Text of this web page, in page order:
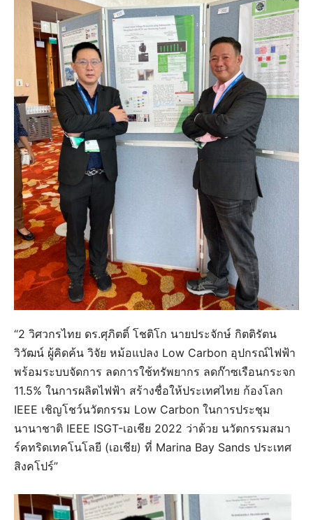
“2 วิศวกรไทย ดร.ศุภิตติ์ โชติโก นายประจักษ์ กิตติรัตน
วิวัฒน์ ผู้คิดค้น วิจัย หม้อแปลง Low Carbon อุปกรณ์ไฟฟ้า
พร้อมระบบจัดการ ลดการใช้ทรัพยากร ลดก๊าซเรือนกระจก
11.5% ในการผลิตไฟฟ้า สร้างชื่อให้ประเทศไทย ก้องโลก
IEEE เชิญโชว์นวัตกรรม Low Carbon ในการประชุม
นานาชาติ IEEE ISGT-เอเชีย 2022 ว่าด้วย นวัตกรรมสมา
ร์คทริดเทคโนโลยี (เอเชีย) ที่ Marina Bay Sands ประเทศ
สิงคโปร์”